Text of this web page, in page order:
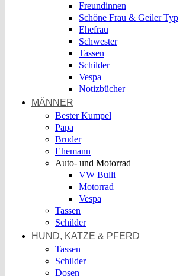
Freundinnen
Schöne Frau & Geiler Typ
Ehefrau
Schwester
Tassen
Schilder
Vespa
Notizbücher
MÄNNER
Bester Kumpel
Papa
Bruder
Ehemann
Auto- und Motorrad
VW Bulli
Motorrad
Vespa
Tassen
Schilder
HUND, KATZE & PFERD
Tassen
Schilder
Dosen